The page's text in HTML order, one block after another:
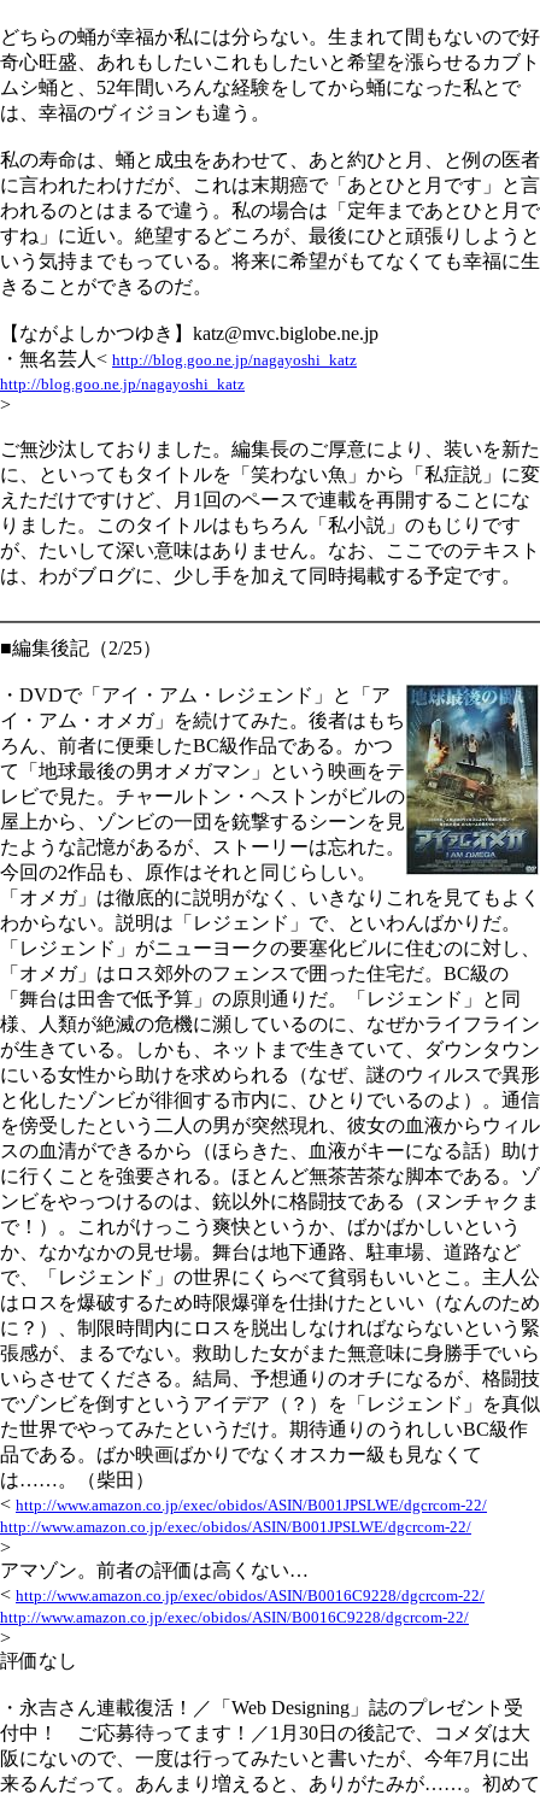
どちらの蛹が幸福か私には分らない。生まれて間もないので好
奇心旺盛、あれもしたいこれもしたいと希望を漲らせるカブト
ムシ蛹と、52年間いろんな経験をしてから蛹になった私とで
は、幸福のヴィジョンも違う。
私の寿命は、蛹と成虫をあわせて、あと約ひと月、と例の医者
に言われたわけだが、これは末期癌で「あとひと月です」と言
われるのとはまるで違う。私の場合は「定年まであとひと月で
すね」に近い。絶望するどころが、最後にひと頑張りしようと
いう気持までもっている。将来に希望がもてなくても幸福に生
きることができるのだ。
【ながよしかつゆき】katz@mvc.biglobe.ne.jp
・無名芸人< http://blog.goo.ne.jp/nagayoshi_katz
http://blog.goo.ne.jp/nagayoshi_katz
>
ご無沙汰しておりました。編集長のご厚意により、装いを新た
に、といってもタイトルを「笑わない魚」から「私症説」に変
えただけですけど、月1回のペースで連載を再開することにな
りました。このタイトルはもちろん「私小説」のもじりです
が、たいして深い意味はありません。なお、ここでのテキスト
は、わがブログに、少し手を加えて同時掲載する予定です。
■編集後記（2/25）
・DVDで「アイ・アム・レジェンド」と「ア
イ・アム・オメガ」を続けてみた。後者はもち
ろん、前者に便乗したBC級作品である。かつ
て「地球最後の男オメガマン」という映画をテ
レビで見た。チャールトン・ヘストンがビルの
屋上から、ゾンビの一団を銃撃するシーンを見
たような記憶があるが、ストーリーは忘れた。
今回の2作品も、原作はそれと同じらしい。
「オメガ」は徹底的に説明がなく、いきなりこれを見てもよく
わからない。説明は「レジェンド」で、といわんばかりだ。
「レジェンド」がニューヨークの要塞化ビルに住むのに対し、
「オメガ」はロス郊外のフェンスで囲った住宅だ。BC級の
「舞台は田舎で低予算」の原則通りだ。「レジェンド」と同
様、人類が絶滅の危機に瀕しているのに、なぜかライフライン
が生きている。しかも、ネットまで生きていて、ダウンタウン
にいる女性から助けを求められる（なぜ、謎のウィルスで異形
と化したゾンビが徘徊する市内に、ひとりでいるのよ）。通信
を傍受したという二人の男が突然現れ、彼女の血液からウィル
スの血清ができるから（ほらきた、血液がキーになる話）助け
に行くことを強要される。ほとんど無茶苦茶な脚本である。ゾ
ンビをやっつけるのは、銃以外に格闘技である（ヌンチャクま
で！）。これがけっこう爽快というか、ばかばかしいという
か、なかなかの見せ場。舞台は地下通路、駐車場、道路など
で、「レジェンド」の世界にくらべて貧弱もいいとこ。主人公
はロスを爆破するため時限爆弾を仕掛けたといい（なんのため
に？）、制限時間内にロスを脱出しなければならないという緊
張感が、まるでない。救助した女がまた無意味に身勝手でいら
いらさせてくださる。結局、予想通りのオチになるが、格闘技
でゾンビを倒すというアイデア（？）を「レジェンド」を真似
た世界でやってみたというだけ。期待通りのうれしいBC級作
品である。ばか映画ばかりでなくオスカー級も見なくて
は……。（柴田）
< http://www.amazon.co.jp/exec/obidos/ASIN/B001JPSLWE/dgcrcom-22/
http://www.amazon.co.jp/exec/obidos/ASIN/B001JPSLWE/dgcrcom-22/
>
アマゾン。前者の評価は高くない…
< http://www.amazon.co.jp/exec/obidos/ASIN/B0016C9228/dgcrcom-22/
http://www.amazon.co.jp/exec/obidos/ASIN/B0016C9228/dgcrcom-22/
>
評価なし
・永吉さん連載復活！／「Web Designing」誌のプレゼント受
付中！ ご応募待ってます！／1月30日の後記で、コメダは大
阪にないので、一度は行ってみたいと書いたが、今年7月に出
来るんだって。あんまり増えると、ありがたみが……。初めて